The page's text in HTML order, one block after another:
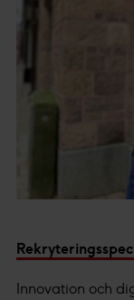
Innovation och